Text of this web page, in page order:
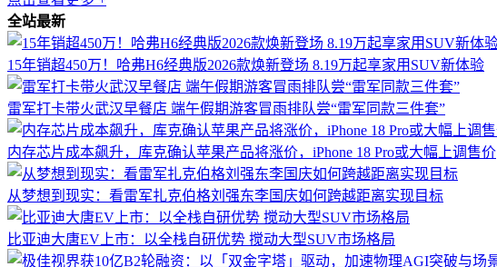
全站最新
15年销超450万！哈弗H6经典版2026款焕新登场 8.19万起享家用SUV新体验
雷军打卡带火武汉早餐店 端午假期游客冒雨排队尝“雷军同款三件套”
内存芯片成本飙升，库克确认苹果产品将涨价，iPhone 18 Pro或大幅上调售价
从梦想到现实：看雷军扎克伯格刘强东李国庆如何跨越距离实现目标
比亚迪大唐EV上市：以全栈自研优势 搅动大型SUV市场格局